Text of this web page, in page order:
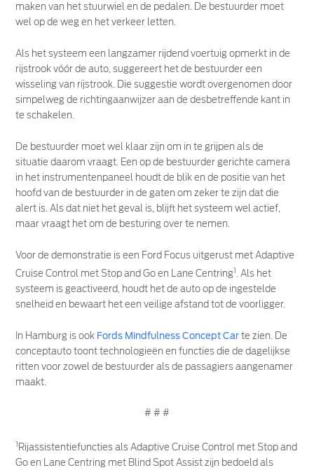
maken van het stuurwiel en de pedalen. De bestuurder moet
wel op de weg en het verkeer letten.
Als het systeem een langzamer rijdend voertuig opmerkt in de
rijstrook vóór de auto, suggereert het de bestuurder een
wisseling van rijstrook. Die suggestie wordt overgenomen door
simpelweg de richtingaanwijzer aan de desbetreffende kant in
te schakelen.
De bestuurder moet wel klaar zijn om in te grijpen als de
situatie daarom vraagt. Een op de bestuurder gerichte camera
in het instrumentenpaneel houdt de blik en de positie van het
hoofd van de bestuurder in de gaten om zeker te zijn dat die
alert is. Als dat niet het geval is, blijft het systeem wel actief,
maar vraagt het om de besturing over te nemen.
Voor de demonstratie is een Ford Focus uitgerust met Adaptive
Cruise Control met Stop and Go en Lane Centring1
. Als het
systeem is geactiveerd, houdt het de auto op de ingestelde
snelheid en bewaart het een veilige afstand tot de voorligger.
In Hamburg is ook Fords Mindfulness Concept Car te zien. De
conceptauto toont technologieën en functies die de dagelijkse
ritten voor zowel de bestuurder als de passagiers aangenamer
maakt.
# # #
1 Rijassistentiefuncties als Adaptive Cruise Control met Stop and
Go en Lane Centring met Blind Spot Assist zijn bedoeld als